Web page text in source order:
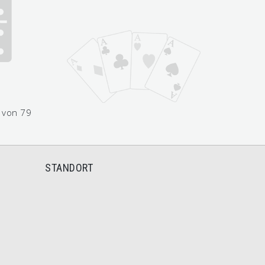
79
STANDORT